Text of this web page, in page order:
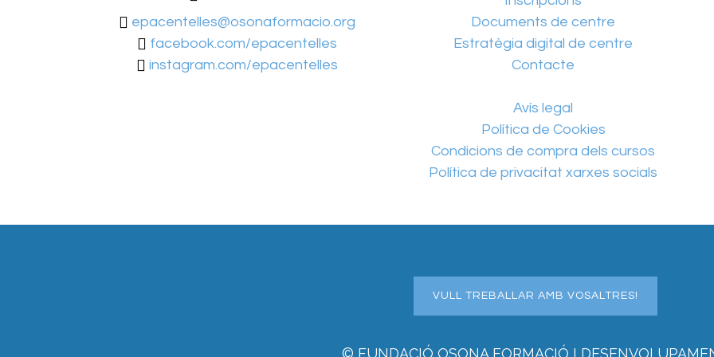
epacentelles@osonaformacio.org
facebook.com/epacentelles
instagram.com/epacentelles
Documents de centre
Estratègia digital de centre
Contacte
Avís legal
Política de Cookies
Condicions de compra dels cursos
Política de privacitat xarxes socials
VULL TREBALLAR AMB VOSALTRES!
© FUNDACIÓ OSONA FORMACIÓ I